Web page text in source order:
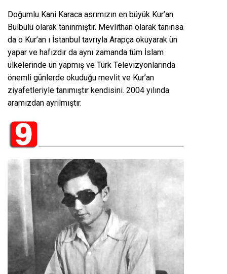
Doğumlu Kani Karaca asrımızın en büyük Kur’an
Bülbülü olarak tanınmıştır. Mevlithan olarak tanınsa
da o Kur’an ı İstanbul tavrıyla Arapça okuyarak ün
yapar ve hafızdır da aynı zamanda tüm İslam
ülkelerinde ün yapmış ve Türk Televizyonlarında
önemli günlerde okuduğu mevlit ve Kur’an
ziyafetleriyle tanımıştır kendisini. 2004 yılında
aramızdan ayrılmıştır.